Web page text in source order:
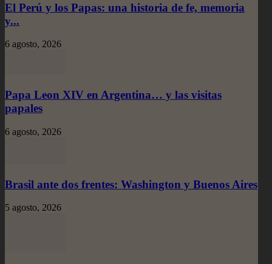
El Perú y los Papas: una historia de fe, memoria
y...
6 agosto, 2026
Papa Leon XIV en Argentina… y las visitas
papales
6 agosto, 2026
Brasil ante dos frentes: Washington y Buenos Aires
5 agosto, 2026